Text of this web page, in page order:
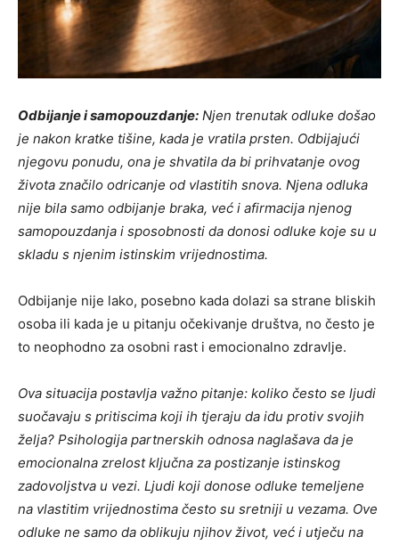
Odbijanje i samopouzdanje: Njen trenutak odluke došao
je nakon kratke tišine, kada je vratila prsten. Odbijajući
njegovu ponudu, ona je shvatila da bi prihvatanje ovog
života značilo odricanje od vlastitih snova. Njena odluka
nije bila samo odbijanje braka, već i afirmacija njenog
samopouzdanja i sposobnosti da donosi odluke koje su u
skladu s njenim istinskim vrijednostima.
Odbijanje nije lako, posebno kada dolazi sa strane bliskih
osoba ili kada je u pitanju očekivanje društva, no često je
to neophodno za osobni rast i emocionalno zdravlje.
Ova situacija postavlja važno pitanje: koliko često se ljudi
suočavaju s pritiscima koji ih tjeraju da idu protiv svojih
želja? Psihologija partnerskih odnosa naglašava da je
emocionalna zrelost ključna za postizanje istinskog
zadovoljstva u vezi. Ljudi koji donose odluke temeljene
na vlastitim vrijednostima često su sretniji u vezama. Ove
odluke ne samo da oblikuju njihov život, već i utječu na